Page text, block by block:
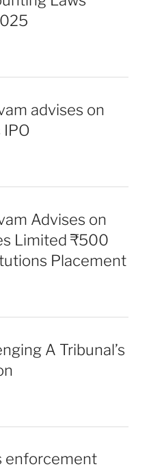
advises on
IPO
Advises on
Limited ₹500
Placement
A Tribunal’s
enforcement